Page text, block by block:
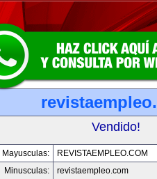
Vendido!
Mayusculas:
REVISTAEMPLEO.COM
Minusculas:
revistaempleo.com